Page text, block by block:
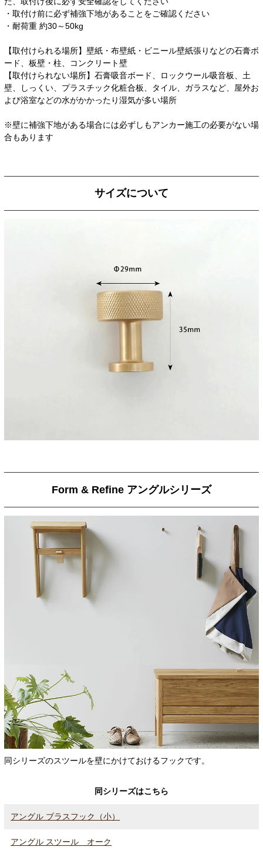
・取付け前に必ず補強下地があることをご確認ください
・耐荷重 約30～50kg
【取付けられる場所】壁紙・布壁紙・ビニール壁紙張りなどの石膏ボ
ード、板壁・柱、コンクリート壁
【取付けられない場所】石膏吸音ボード、ロックウール吸音板、土
壁、しっくい、プラスチック化粧合板、タイル、ガラスなど、屋外お
よび浴室などの水がかかったり湿気が多い場所
※壁に補強下地がある場合には必ずしもアンカー施工の必要がない場
合もあります
サイズについて
Form & Refine アングルシリーズ
同シリーズのスツールを壁にかけておけるフックです。
同シリーズはこちら
アングル ブラスフック（小）
アングル スツール オーク